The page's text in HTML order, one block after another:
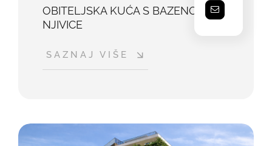
OBITELJSKA KUĆA S BAZENOM,
NJIVICE
SAZNAJ VIŠE